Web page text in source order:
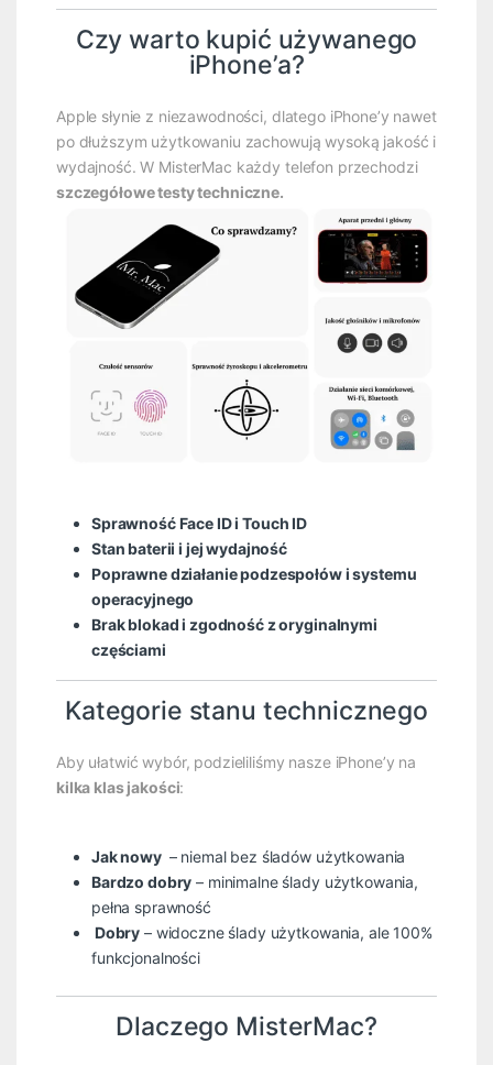
Czy warto kupić używanego
iPhone’a?
Apple słynie z niezawodności, dlatego iPhone’y nawet
po dłuższym użytkowaniu zachowują wysoką jakość i
wydajność. W MisterMac każdy telefon przechodzi
szczegółowe testy techniczne.
Sprawność Face ID i Touch ID
Stan baterii i jej wydajność
Poprawne działanie podzespołów i systemu
operacyjnego
Brak blokad i zgodność z oryginalnymi
częściami
Kategorie stanu technicznego
Aby ułatwić wybór, podzieliliśmy nasze iPhone’y na
kilka klas jakości:
Jak nowy – niemal bez śladów użytkowania
Bardzo dobry – minimalne ślady użytkowania,
pełna sprawność
Dobry – widoczne ślady użytkowania, ale 100%
funkcjonalności
Dlaczego MisterMac?